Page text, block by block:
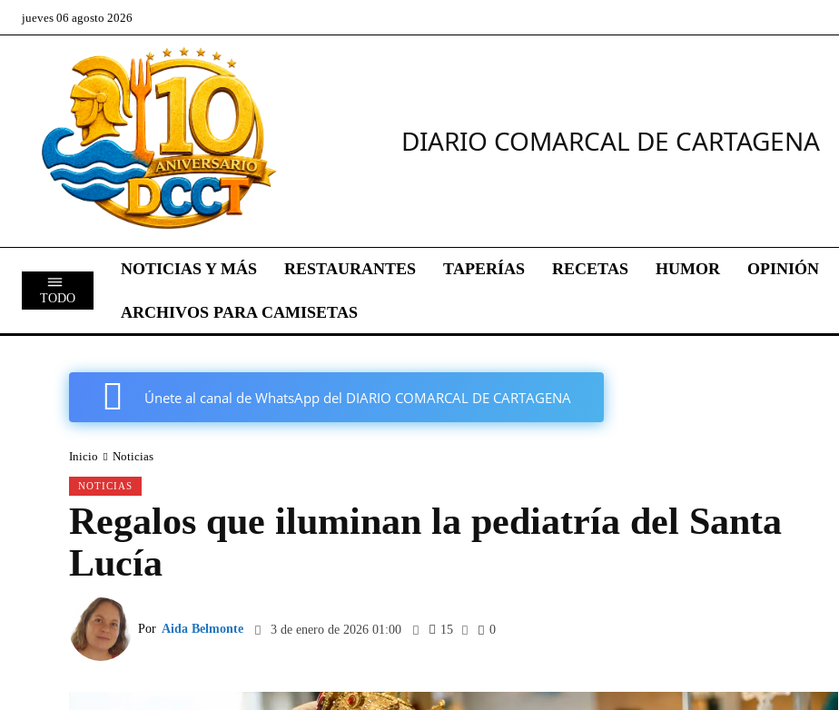
jueves 06 agosto 2026
DIARIO COMARCAL DE CARTAGENA
TODO
NOTICIAS Y MÁS RESTAURANTES TAPERÍAS RECETAS HUMOR OPINIÓN
ARCHIVOS PARA CAMISETAS
Únete al canal de WhatsApp del DIARIO COMARCAL DE CARTAGENA
Inicio Noticias
NOTICIAS
Regalos que iluminan la pediatría del Santa
Lucía
Por Aida Belmonte 3 de enero de 2026 01:00 15 0